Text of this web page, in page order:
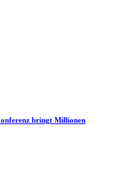
bringt Millionen